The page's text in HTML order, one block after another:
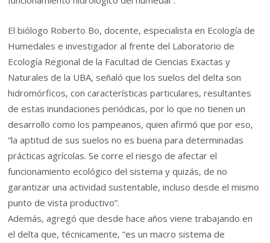
El biólogo Roberto Bo, docente, especialista en Ecología de
Humedales e investigador al frente del Laboratorio de
Ecología Regional de la Facultad de Ciencias Exactas y
Naturales de la UBA, señaló que los suelos del delta son
hidromórficos, con características particulares, resultantes
de estas inundaciones periódicas, por lo que no tienen un
desarrollo como los pampeanos, quien afirmó que por eso,
“la aptitud de sus suelos no es buena para determinadas
prácticas agrícolas. Se corre el riesgo de afectar el
funcionamiento ecológico del sistema y quizás, de no
garantizar una actividad sustentable, incluso desde el mismo
punto de vista productivo”.
Además, agregó que desde hace años viene trabajando en
el delta que, técnicamente, “es un macro sistema de